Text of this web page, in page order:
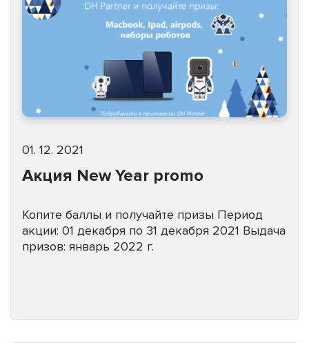
01. 12. 2021
Акция New Year promo
Копите баллы и получайте призы Период
акции: 01 декабря по 31 декабря 2021 Выдача
призов: январь 2022 г.